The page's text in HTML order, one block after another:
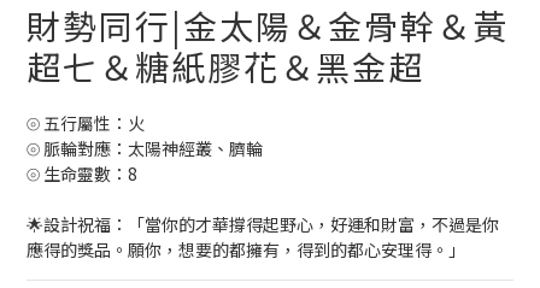
財勢同行|金太陽＆金骨幹＆黃
超七＆糖紙膠花＆黑金超
⦾ 五行屬性：火
⦾ 脈輪對應：太陽神經叢、臍輪
⦾ 生命靈數：8
🌟設計祝福：「當你的才華撐得起野心，好運和財富，不過是你
應得的獎品。願你，想要的都擁有，得到的都心安理得。」